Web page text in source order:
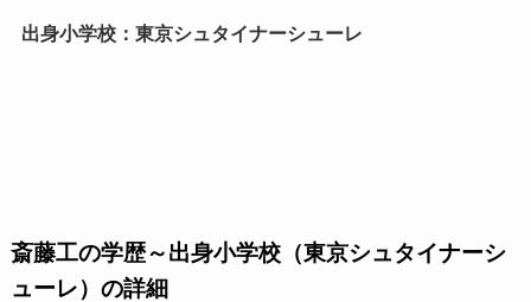
出身小学校：東京シュタイナーシューレ
斎藤工の学歴～出身小学校（東京シュタイナーシ
ューレ）の詳細